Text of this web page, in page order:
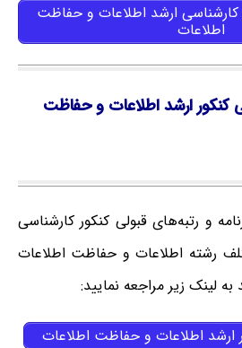
ارشد اطلاعات و حفاظت
اطلاعات
کنکور ارشد اطلاعات و حفاظت
و رتبه‌های قبولی کنکور کارشناسی
رشته اطلاعات و حفاظت اطلاعات
لینک زیر مراجعه نمایید:
ارشد اطلاعات و حفاظت اطلاعات